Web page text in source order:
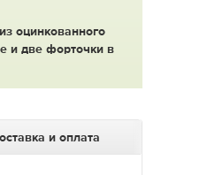
оцинкованного
и две форточки в
и оплата